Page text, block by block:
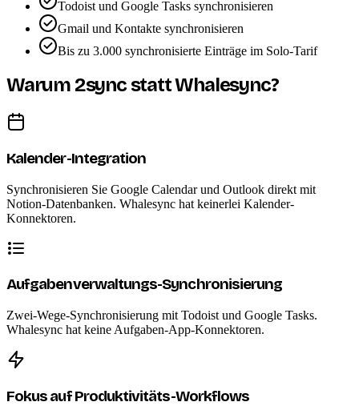
Todoist und Google Tasks synchronisieren
Gmail und Kontakte synchronisieren
Bis zu 3.000 synchronisierte Einträge im Solo-Tarif
Warum 2sync statt Whalesync?
Kalender-Integration
Synchronisieren Sie Google Calendar und Outlook direkt mit
Notion-Datenbanken. Whalesync hat keinerlei Kalender-
Konnektoren.
Aufgabenverwaltungs-Synchronisierung
Zwei-Wege-Synchronisierung mit Todoist und Google Tasks.
Whalesync hat keine Aufgaben-App-Konnektoren.
Fokus auf Produktivitäts-Workflows